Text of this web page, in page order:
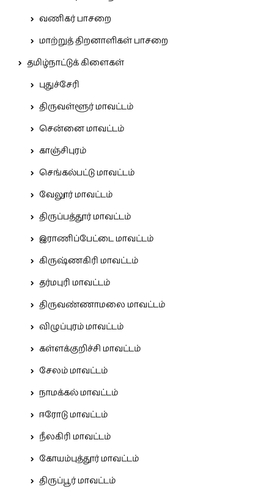
வணிகர் பாசறை
மாற்றுத் திறனாளிகள் பாசறை
தமிழ்நாட்டுக் கிளைகள்
புதுச்சேரி
திருவள்ளூர் மாவட்டம்
சென்னை மாவட்டம்
காஞ்சிபுரம்
செங்கல்பட்டு மாவட்டம்
வேலூர் மாவட்டம்
திருப்பத்தூர் மாவட்டம்
இராணிப்பேட்டை மாவட்டம்
கிருஷ்ணகிரி மாவட்டம்
தர்மபுரி மாவட்டம்
திருவண்ணாமலை மாவட்டம்
விழுப்புரம் மாவட்டம்
கள்ளக்குறிச்சி மாவட்டம்
சேலம் மாவட்டம்
நாமக்கல் மாவட்டம்
ஈரோடு மாவட்டம்
நீலகிரி மாவட்டம்
கோயம்புத்தூர் மாவட்டம்
திருப்பூர் மாவட்டம்